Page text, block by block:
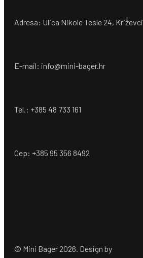
Adresa: Ulica Nikole Tesle 24, Križevci
E-mail: info@mini-bager.hr
Tel.: +385 48 733 161
Cep: +385 95 356 8492
© Mini Bager 2026. Design by